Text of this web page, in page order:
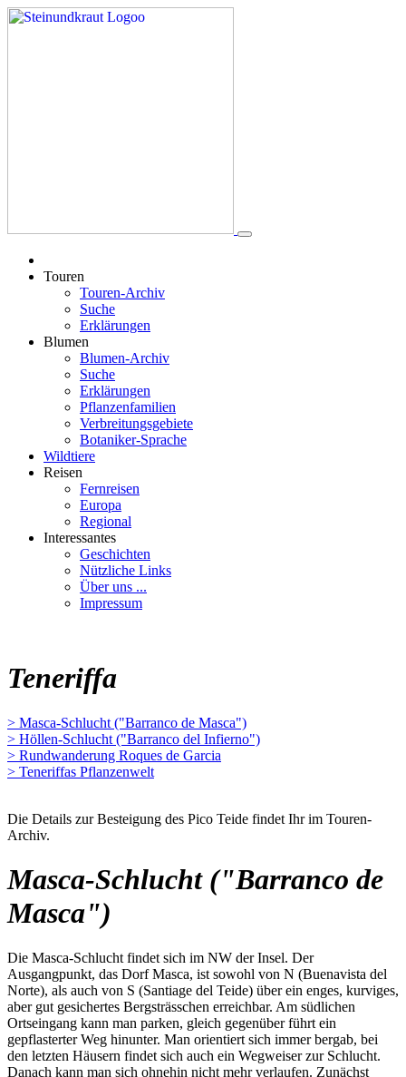
Touren
Touren-Archiv
Suche
Erklärungen
Blumen
Blumen-Archiv
Suche
Erklärungen
Pflanzenfamilien
Verbreitungsgebiete
Botaniker-Sprache
Wildtiere
Reisen
Fernreisen
Europa
Regional
Interessantes
Geschichten
Nützliche Links
Über uns ...
Impressum
Teneriffa
> Masca-Schlucht ("Barranco de Masca")
> Höllen-Schlucht ("Barranco del Infierno")
> Rundwanderung Roques de Garcia
> Teneriffas Pflanzenwelt
Die Details zur Besteigung des Pico Teide findet Ihr im Touren-
Archiv.
Masca-Schlucht ("Barranco de
Masca")
Die Masca-Schlucht findet sich im NW der Insel. Der
Ausgangpunkt, das Dorf Masca, ist sowohl von N (Buenavista del
Norte), als auch von S (Santiage del Teide) über ein enges, kurviges,
aber gut gesichertes Bergsträsschen erreichbar. Am südlichen
Ortseingang kann man parken, gleich gegenüber führt ein
gepflasterter Weg hinunter. Man orientiert sich immer bergab, bei
den letzten Häusern findet sich auch ein Wegweiser zur Schlucht.
Danach kann man sich ohnehin nicht mehr verlaufen. Zunächst